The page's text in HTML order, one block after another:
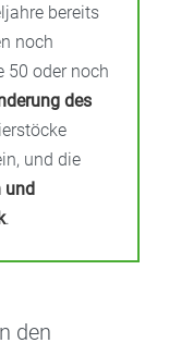
bereits
noch
50 oder noch
des
und die
und
.
den